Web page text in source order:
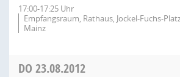
17:00-17:25 Uhr
Empfangsraum, Rathaus, Jockel-Fuchs-
Mainz
DO 23.08.2012